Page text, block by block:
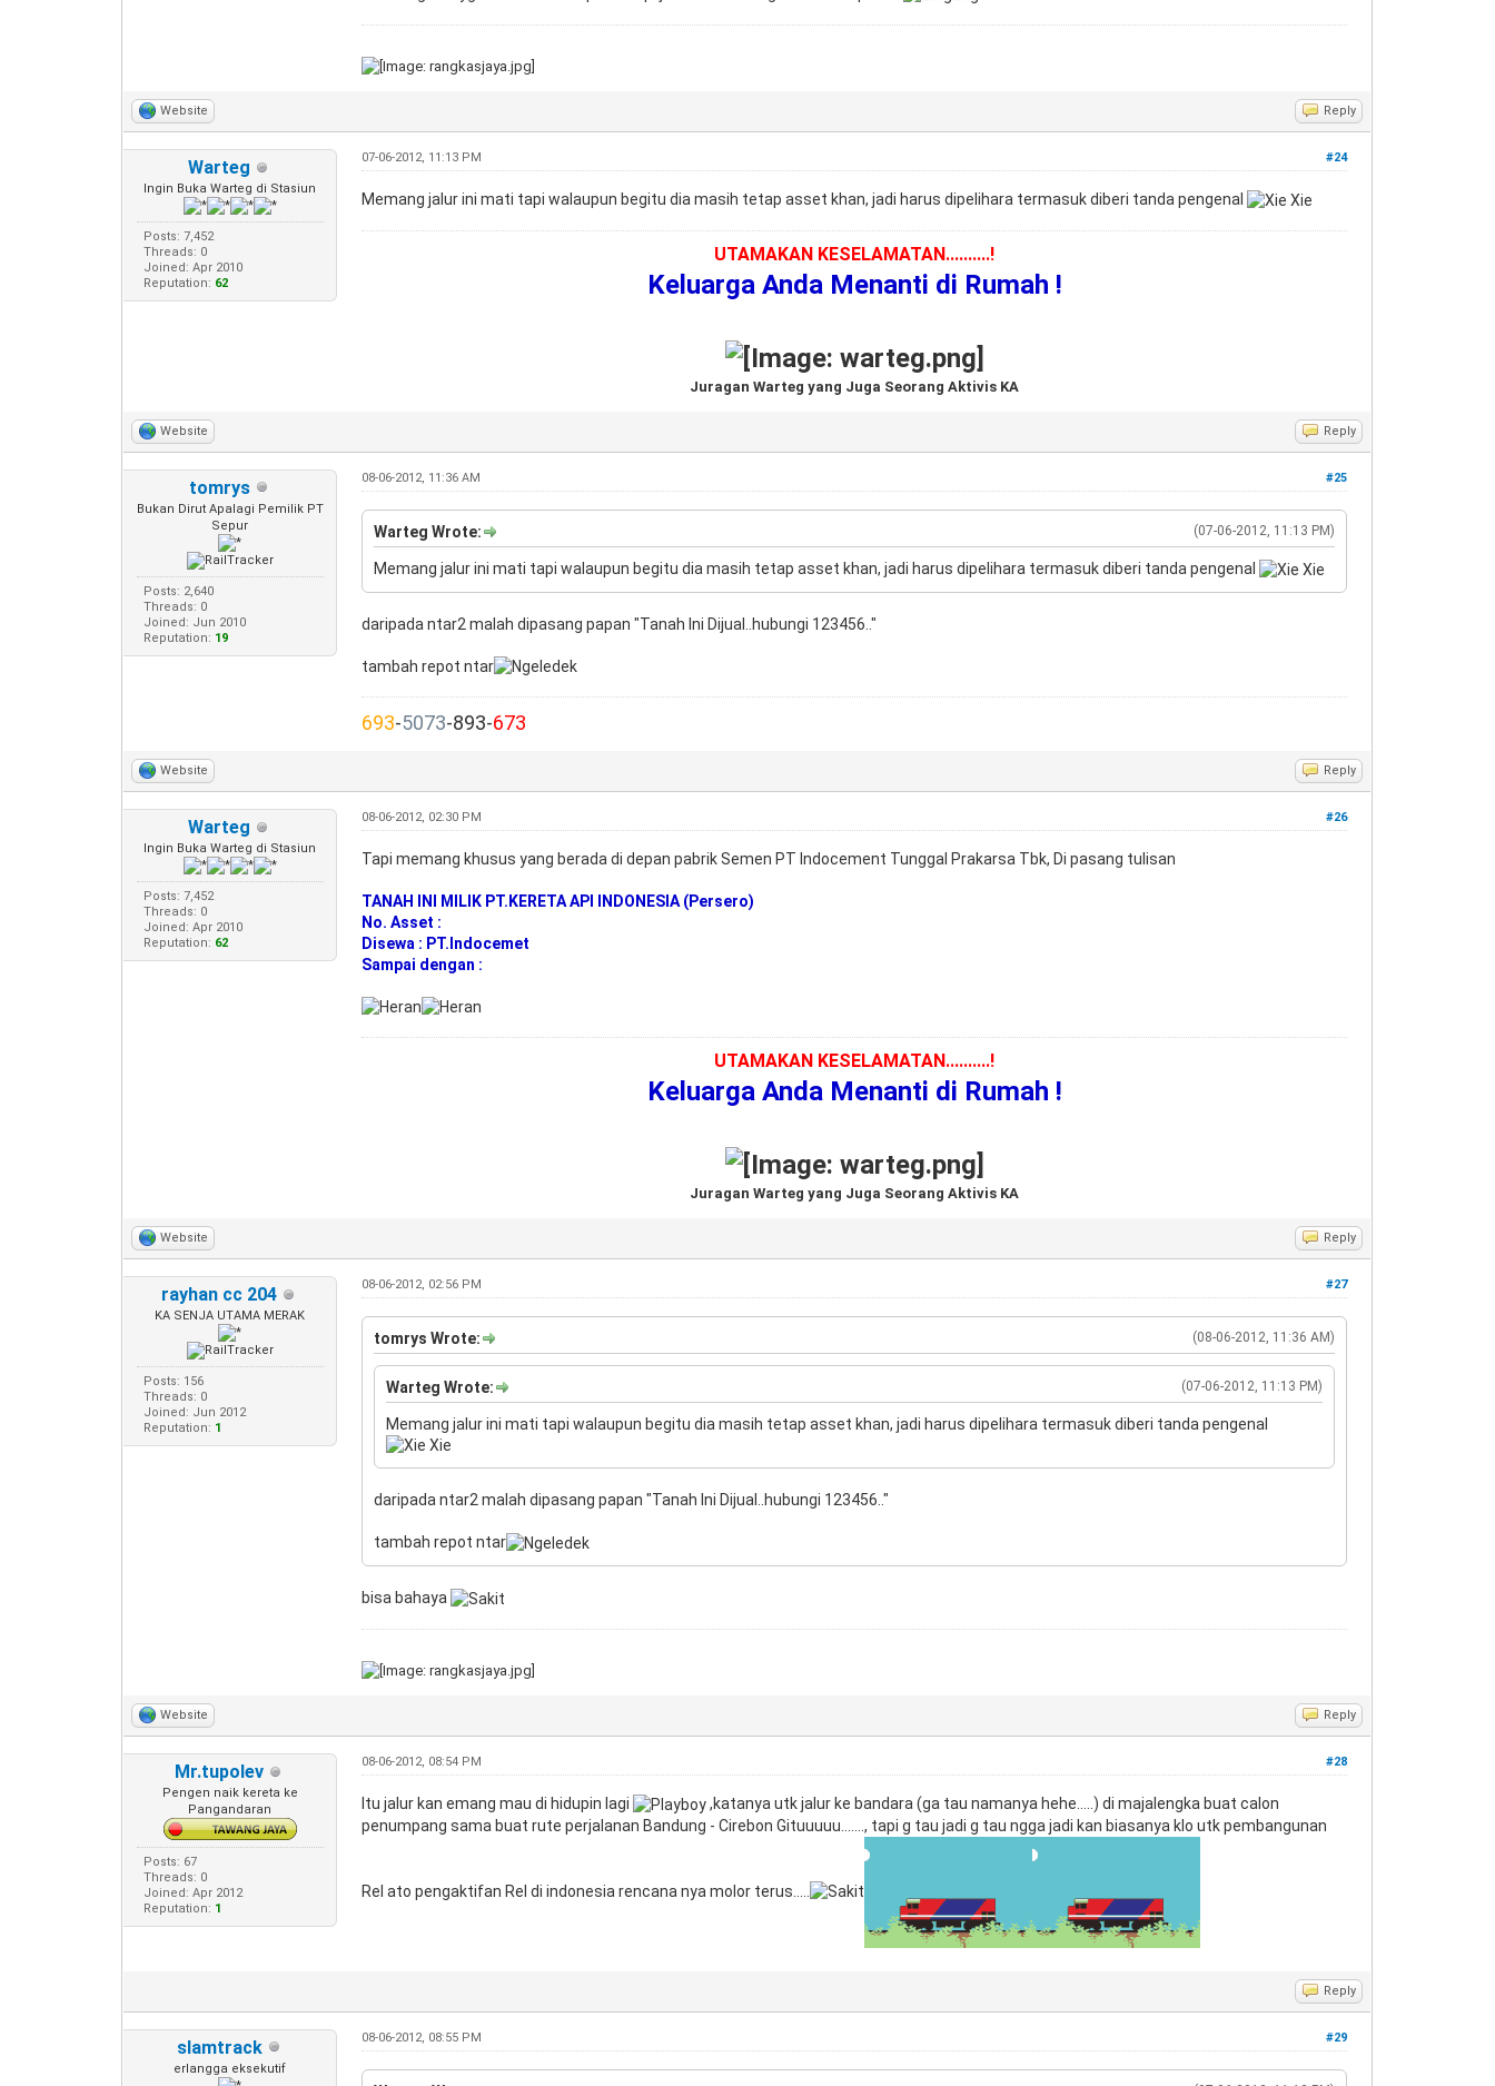
Website Reply
Warteg
Ingin Buka Warteg di Stasiun
Posts: 7,452
Threads: 0
Joined: Apr 2010
Reputation: 62
#24
07-06-2012, 11:13 PM
Memang jalur ini mati tapi walaupun begitu dia masih tetap asset khan, jadi harus dipelihara termasuk diberi tanda pengenal
UTAMAKAN KESELAMATAN..........!
Keluarga Anda Menanti di Rumah !
Juragan Warteg yang Juga Seorang Aktivis KA
Website Reply
tomrys
Bukan Dirut Apalagi Pemilik PT
Sepur
Posts: 2,640
Threads: 0
Joined: Jun 2010
Reputation: 19
#25
08-06-2012, 11:36 AM
(07-06-2012, 11:13 PM)
Warteg Wrote:
Memang jalur ini mati tapi walaupun begitu dia masih tetap asset khan, jadi harus dipelihara termasuk diberi tanda pengenal
daripada ntar2 malah dipasang papan "Tanah Ini Dijual..hubungi 123456.."
tambah repot ntar
693-5073-893-673
Website Reply
Warteg
Ingin Buka Warteg di Stasiun
Posts: 7,452
Threads: 0
Joined: Apr 2010
Reputation: 62
#26
08-06-2012, 02:30 PM
Tapi memang khusus yang berada di depan pabrik Semen PT Indocement Tunggal Prakarsa Tbk, Di pasang tulisan
TANAH INI MILIK PT.KERETA API INDONESIA (Persero)
No. Asset :
Disewa : PT.Indocemet
Sampai dengan :
UTAMAKAN KESELAMATAN..........!
Keluarga Anda Menanti di Rumah !
Juragan Warteg yang Juga Seorang Aktivis KA
Website Reply
rayhan cc 204
KA SENJA UTAMA MERAK
Posts: 156
Threads: 0
Joined: Jun 2012
Reputation: 1
#27
08-06-2012, 02:56 PM
(08-06-2012, 11:36 AM)
tomrys Wrote:
(07-06-2012, 11:13 PM)
Warteg Wrote:
Memang jalur ini mati tapi walaupun begitu dia masih tetap asset khan, jadi harus dipelihara termasuk diberi tanda pengenal
daripada ntar2 malah dipasang papan "Tanah Ini Dijual..hubungi 123456.."
tambah repot ntar
bisa bahaya
Website Reply
Mr.tupolev
Pengen naik kereta ke
Pangandaran
Posts: 67
Threads: 0
Joined: Apr 2012
Reputation: 1
#28
08-06-2012, 08:54 PM
Itu jalur kan emang mau di hidupin lagi
,katanya utk jalur ke bandara (ga tau namanya hehe.....) di majalengka buat calon
penumpang sama buat rute perjalanan Bandung - Cirebon Gituuuuu......., tapi g tau jadi g tau ngga jadi kan biasanya klo utk pembangunan
Rel ato pengaktifan Rel di indonesia rencana nya molor terus.....
Reply
slamtrack
erlangga eksekutif
#29
08-06-2012, 08:55 PM